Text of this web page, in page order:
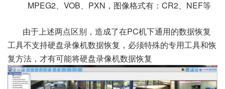
MPEG2、VOB、PXN，图像格式有：CR2、NEF等
由于上述两点区别，造成了在PC机下通用的数据恢复
工具不支持硬盘录像机数据恢复，必须特殊的专用工具和恢
复方法，才有可能将硬盘录像机数据恢复